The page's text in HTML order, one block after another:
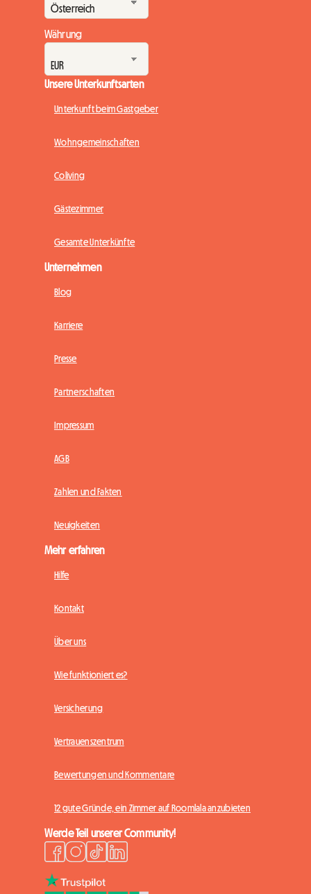
Währung
Unsere Unterkunftsarten
Unterkunft beim Gastgeber
Wohngemeinschaften
Coliving
Gästezimmer
Gesamte Unterkünfte
Unternehmen
Blog
Karriere
Presse
Partnerschaften
Impressum
AGB
Zahlen und Fakten
Neuigkeiten
Mehr erfahren
Hilfe
Kontakt
Über uns
Wie funktioniert es?
Versicherung
Vertrauenszentrum
Bewertungen und Kommentare
12 gute Gründe, ein Zimmer auf Roomlala anzubieten
Werde Teil unserer Community!